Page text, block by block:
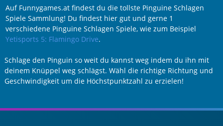
Auf Funnygames.at findest du die tollste Pinguine Schlagen
Spiele Sammlung! Du findest hier gut und gerne 1
verschiedene Pinguine Schlagen Spiele, wie zum Beispiel
Yetisports 5: Flamingo Drive.
Schlage den Pinguin so weit du kannst weg indem du ihn mit
deinem Knüppel weg schlägst. Wähl die richtige Richtung und
Geschwindigkeit um die Höchstpunktzahl zu erzielen!